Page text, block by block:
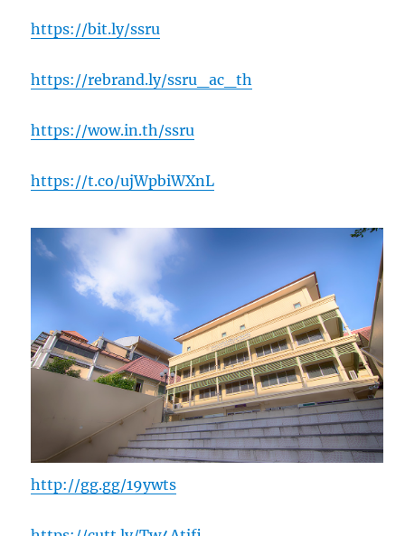
https://bit.ly/ssru
https://rebrand.ly/ssru_ac_th
https://wow.in.th/ssru
https://t.co/ujWpbiWXnL
http://gg.gg/19ywts